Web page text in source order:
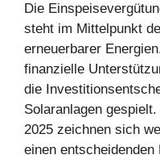
Die
steht im Mittelpunkt
erneuerbarer
finanzielle
die
Solaranlagen
2025 zeichnen sich
einen